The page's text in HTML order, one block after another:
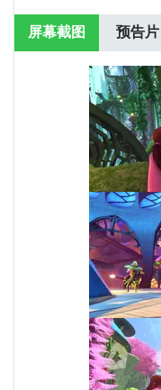
屏幕截图 预告片